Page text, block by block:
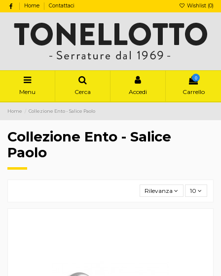
Home Contattaci Wishlist (0)
Menu Cerca Accedi
0
Carrello
Home Collezione Ento - Salice Paolo
Collezione Ento - Salice
Paolo
Rilevanza 10